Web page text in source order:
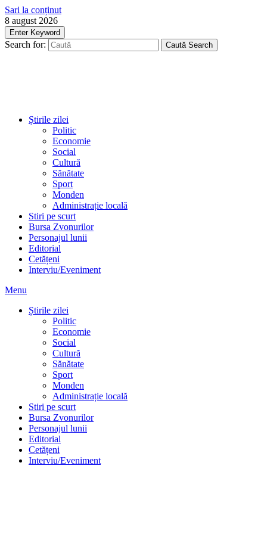
Sari la conținut
8 august 2026
Enter Keyword
Search for: Caută Search
Știrile zilei
Politic
Economie
Social
Cultură
Sănătate
Sport
Monden
Administrație locală
Stiri pe scurt
Bursa Zvonurilor
Personajul lunii
Editorial
Cetățeni
Interviu/Eveniment
Menu
Știrile zilei
Politic
Economie
Social
Cultură
Sănătate
Sport
Monden
Administrație locală
Stiri pe scurt
Bursa Zvonurilor
Personajul lunii
Editorial
Cetățeni
Interviu/Eveniment